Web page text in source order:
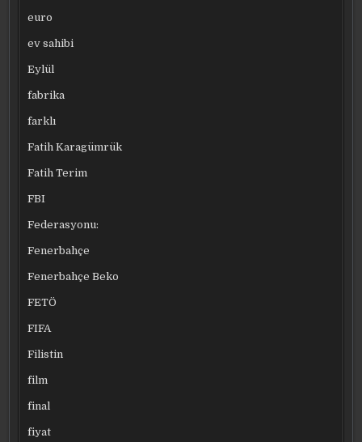
euro
ev sahibi
Eylül
fabrika
farklı
Fatih Karagümrük
Fatih Terim
FBI
Federasyonu:
Fenerbahçe
Fenerbahçe Beko
FETÖ
FIFA
Filistin
film
final
fiyat